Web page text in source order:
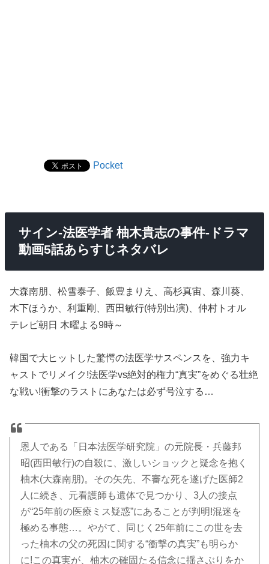
Pocket
サイン-法医学者 柚木貴志の事件-ドラマ
動画5話あらすじネタバレ
大森南朋、松雪泰子、飯豊まりえ、高杉真宙、森川葵、
木下ほうか、利重剛、西田敏行(特別出演)、仲村トオル
テレビ朝日 木曜よる9時～
韓国で大ヒットした驚愕の法医学サスペンスを、強力キ
ャストでリメイク!法医学vs絶対的権力“真実”をめぐる壮絶
な戦い!衝撃のラストにあなたは必ず号泣する…
恩人である「日本法医学研究院」の元院長・兵藤邦
昭(西田敏行)の自殺に、激しいショックと疑念を抱く
柚木(大森南朋)。その矢先、不審な死を遂げた医師2
人に続き、元看護師も遺体で見つかり、3人の接点
が“25年前の医療ミス疑惑”にあることが判明!混迷を
極める事態…。やがて、同じく25年前にこの世を去
った柚木の父の死因に関する“衝撃の真実”も明らか
に!この真実が、柚木の確固たる信念に揺さぶりをか